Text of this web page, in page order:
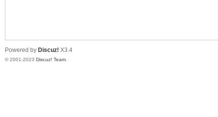
Powered by Discuz! X3.4
© 2001-2023 Discuz! Team